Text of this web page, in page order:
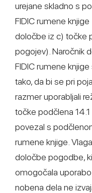
urejane skladno s
FIDIC rumene
določbe iz c) točke
pogojev). Naročnik
FIDIC rumene
tako, da bi se pri
razmer uporabljali
točke podčlena
povezal s
rumene knjige.
določbe pogodbe,
omogočala uporabo
nobena dela ne